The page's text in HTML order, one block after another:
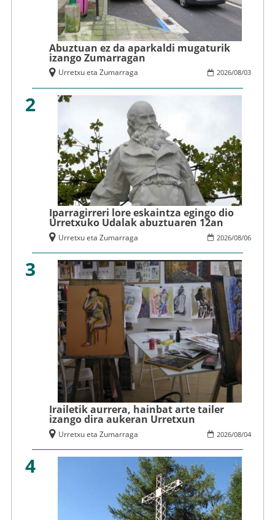
Abuztuan ez da aparkaldi mugaturik
izango Zumarragan
2026/08/03
Urretxu eta Zumarraga
2
Iparragirreri lore eskaintza egingo dio
Urretxuko Udalak abuztuaren 12an
2026/08/06
Urretxu eta Zumarraga
3
Irailetik aurrera, hainbat arte tailer
izango dira aukeran Urretxun
2026/08/04
Urretxu eta Zumarraga
4